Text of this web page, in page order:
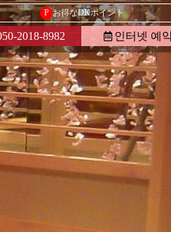
P お得なDKポイント
2018-8982 인터넷 예